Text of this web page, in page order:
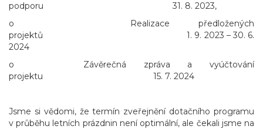
podporu 31. 8. 2023,
o Realizace předložených
projektů 1. 9. 2023 – 30. 6.
2024
o Závěrečná zpráva a vyúčtování
projektu 15. 7. 2024
Jsme si vědomi, že termín zveřejnění dotačního programu
v průběhu letních prázdnin není optimální, ale čekali jsme na